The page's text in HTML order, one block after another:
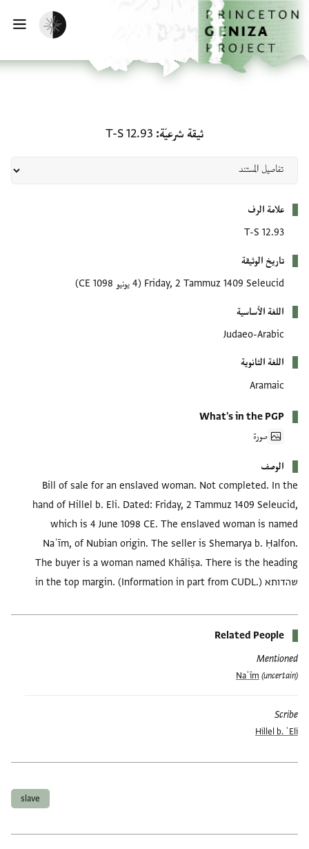
إلى المحتوى الرئيسي
الرئيسية
تفعيل الوضع المظلم
ثيقة شرعيّة T-S 12.93
علامة الرف
T-S 12.93
تاريخ الوثيقة
Friday, 2 Tammuz 1409 Seleucid (4 يونيو 1098 CE)
اللغة الأساسية
Judaeo-Arabic
اللغة الثانوية
Aramaic
What's in the PGP
صورة
الوصف
Bill of sale for an enslaved woman. Not completed. In the
hand of Hillel b. Eli. Dated: Friday, 2 Tammuz 1409 Seleucid,
which is 4 June 1098 CE. The enslaved woman is named
Naʿīm, of Nubian origin. The seller is Shemarya b. Ḥalfon.
The buyer is a woman named Khāliṣa. There is the heading
שהדותא in the top margin. (Information in part from CUDL.)
Related People
Mentioned
Naʿīm (uncertain)
Scribe
Hillel b. ʿEli
slave